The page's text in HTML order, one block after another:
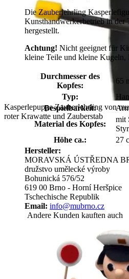
Kasperlepuppe Zauberlehrling von
roter Krawatte und Zauberstab
Die Zauberlehrling
Kunsthandwerkerbetrieb in der
hergestellt.
Achtung! Nicht geeignet für
kleine Teile und kleine Kugeln,
Durchmesser des
Kopfes:
65
Typ:
Bespielbarkeit:
Material des Kopfes:
mit
Höhe ca.:
27
Hersteller:
MORAVSKÁ ÚSTŘEDNA
družstvo umělecké výroby
Bohunická 576/52
619 00 Brno - Horní Heršpice
Tschechische Republik
Email: info@mubrno.cz
Andere Kunden kauften auch